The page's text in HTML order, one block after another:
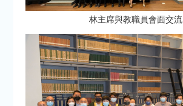
林主席與教職員會面交流